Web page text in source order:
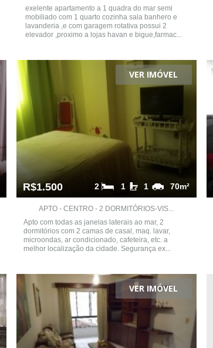
exelente apartamento a 1 quadra do mar semi
mobiliado com 1 quarto cozinha sala banhero e
lavanderia ,e com garagem rotativa possui 2
elevador ,proximo a lojas havan e bigue,farmac...
VER IMÓVEL
R$1.500 70m²
1
1
2
APTO - CENTRO - 2 DORMITÓRIOS-VIS...
Apto com todas as janelas laterais ao mar, 2
dormitórios com 2 camas de casal, maq. lavar,
microondas, ar condicionado, cafeteira, etc. a
melhor localização da cidade. Segurança ex...
VER IMÓVEL